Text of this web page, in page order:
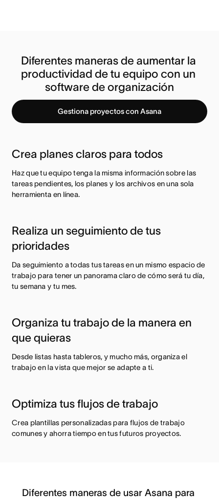
Diferentes maneras de aumentar la
productividad de tu equipo con un
software de organización
Gestiona proyectos con Asana
Crea planes claros para todos
Haz que tu equipo tenga la misma información sobre las
tareas pendientes, los planes y los archivos en una sola
herramienta en línea.
Realiza un seguimiento de tus
prioridades
Da seguimiento a todas tus tareas en un mismo espacio de
trabajo para tener un panorama claro de cómo será tu día,
tu semana y tu mes.
Organiza tu trabajo de la manera en
que quieras
Desde listas hasta tableros, y mucho más, organiza el
trabajo en la vista que mejor se adapte a ti.
Optimiza tus flujos de trabajo
Crea plantillas personalizadas para flujos de trabajo
comunes y ahorra tiempo en tus futuros proyectos.
Diferentes maneras de usar Asana para